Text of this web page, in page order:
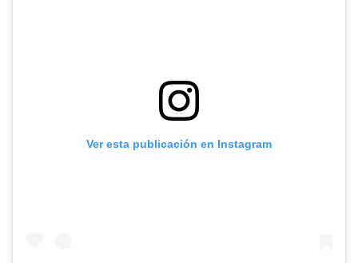
Ver esta publicación en Instagram